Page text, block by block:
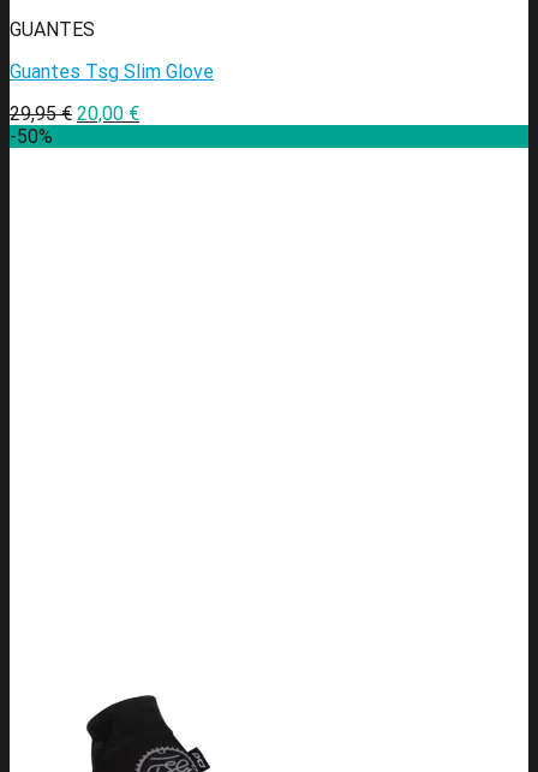
GUANTES
Guantes Tsg Slim Glove
29,95€ 20,00 €
-50%